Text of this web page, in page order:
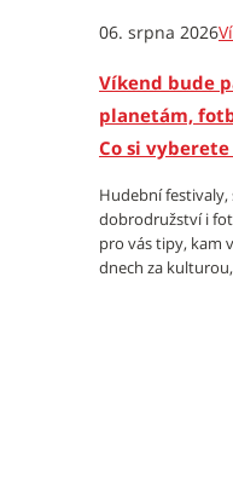
06. srpna 2026
Víkend bude
planetám,
Co si vyberete
Hudební festivaly,
dobrodružství i
pro vás tipy, kam
dnech za